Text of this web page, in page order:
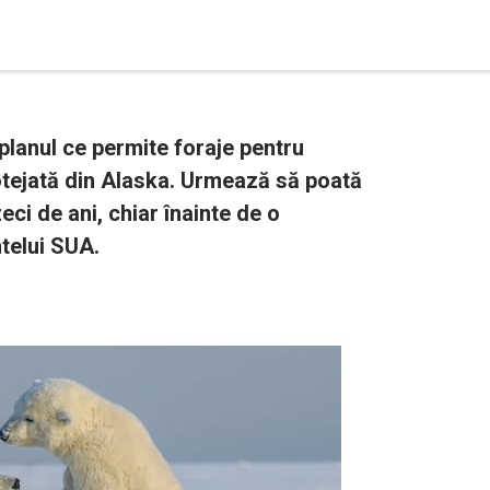
ce permite foraje pentru
din Alaska. Urmează să poată
de ani, chiar înainte de o
SUA.